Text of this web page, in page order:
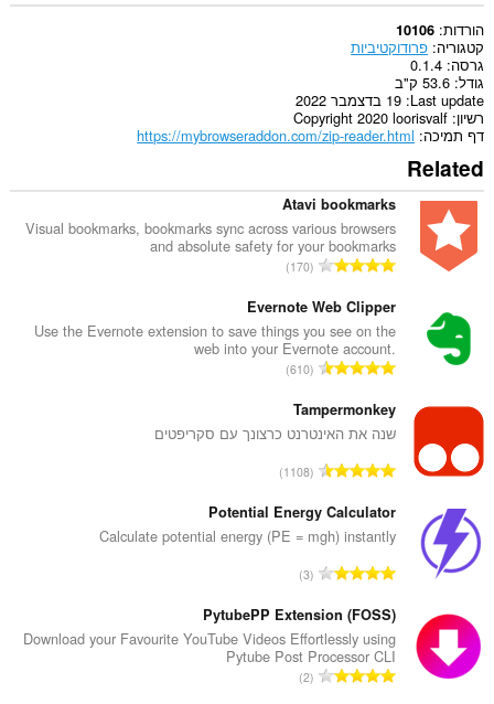
הורדות 10106
קטגוריה פרודוקטיביות
גרסה 0.1.4
גודל 53.6 ק"ב
Last update 19 בדצמבר 2022
רשיון Copyright 2020 loorisvalf
דף תמיכה https://mybrowseraddon.com/zip-reader.html
Related
Atavi bookmarks
Visual bookmarks, bookmarks sync across various browsers
and absolute safety for your bookmarks
מ
פ
ר
ד
י
ו
ג
י
ם
:
170
Evernote Web Clipper
Use the Evernote extension to save things you see on the
web into your Evernote account.
מ
פ
ר
י
ו
ג
י
ם
:
610
Tampermonkey
שנה את האינטרנט כרצונך עם סקריפטים
מ
פ
ר
י
ו
ג
י
ם
1108
Potential Energy Calculator
Calculate potential energy (PE = mgh) instantly
מ
פ
ר
ד
י
3
PytubePP Extension (FOSS)
Download your Favourite YouTube Videos Effortlessly using
Pytube Post Processor CLI
מ2